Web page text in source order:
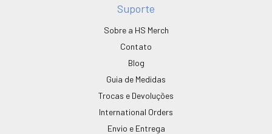
Suporte
Sobre a HS Merch
Contato
Blog
Guia de Medidas
Trocas e Devoluções
International Orders
Envio e Entrega